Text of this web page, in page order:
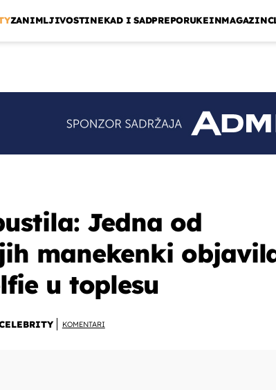
ZANIMLJIVOSTINEKAD I SADPREPORUKEINMAGAZIN
Jedna od
manekenki
u toplesu
KOMENTARI